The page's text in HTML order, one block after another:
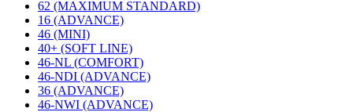
62 (MAXIMUM STANDARD)
16 (ADVANCE)
46 (MINI)
40+ (SOFT LINE)
46-NL (COMFORT)
46-NDI (ADVANCE)
36 (ADVANCE)
46-NWI (ADVANCE)